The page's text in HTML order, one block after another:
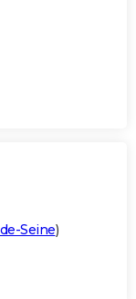
Seine)